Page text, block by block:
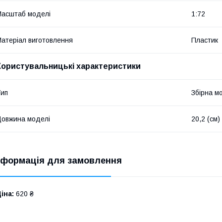
моделі 1:72
виготовлення Пластик
характеристики
Збірна
моделі 20,2 (см)
для замовлення
620 ₴